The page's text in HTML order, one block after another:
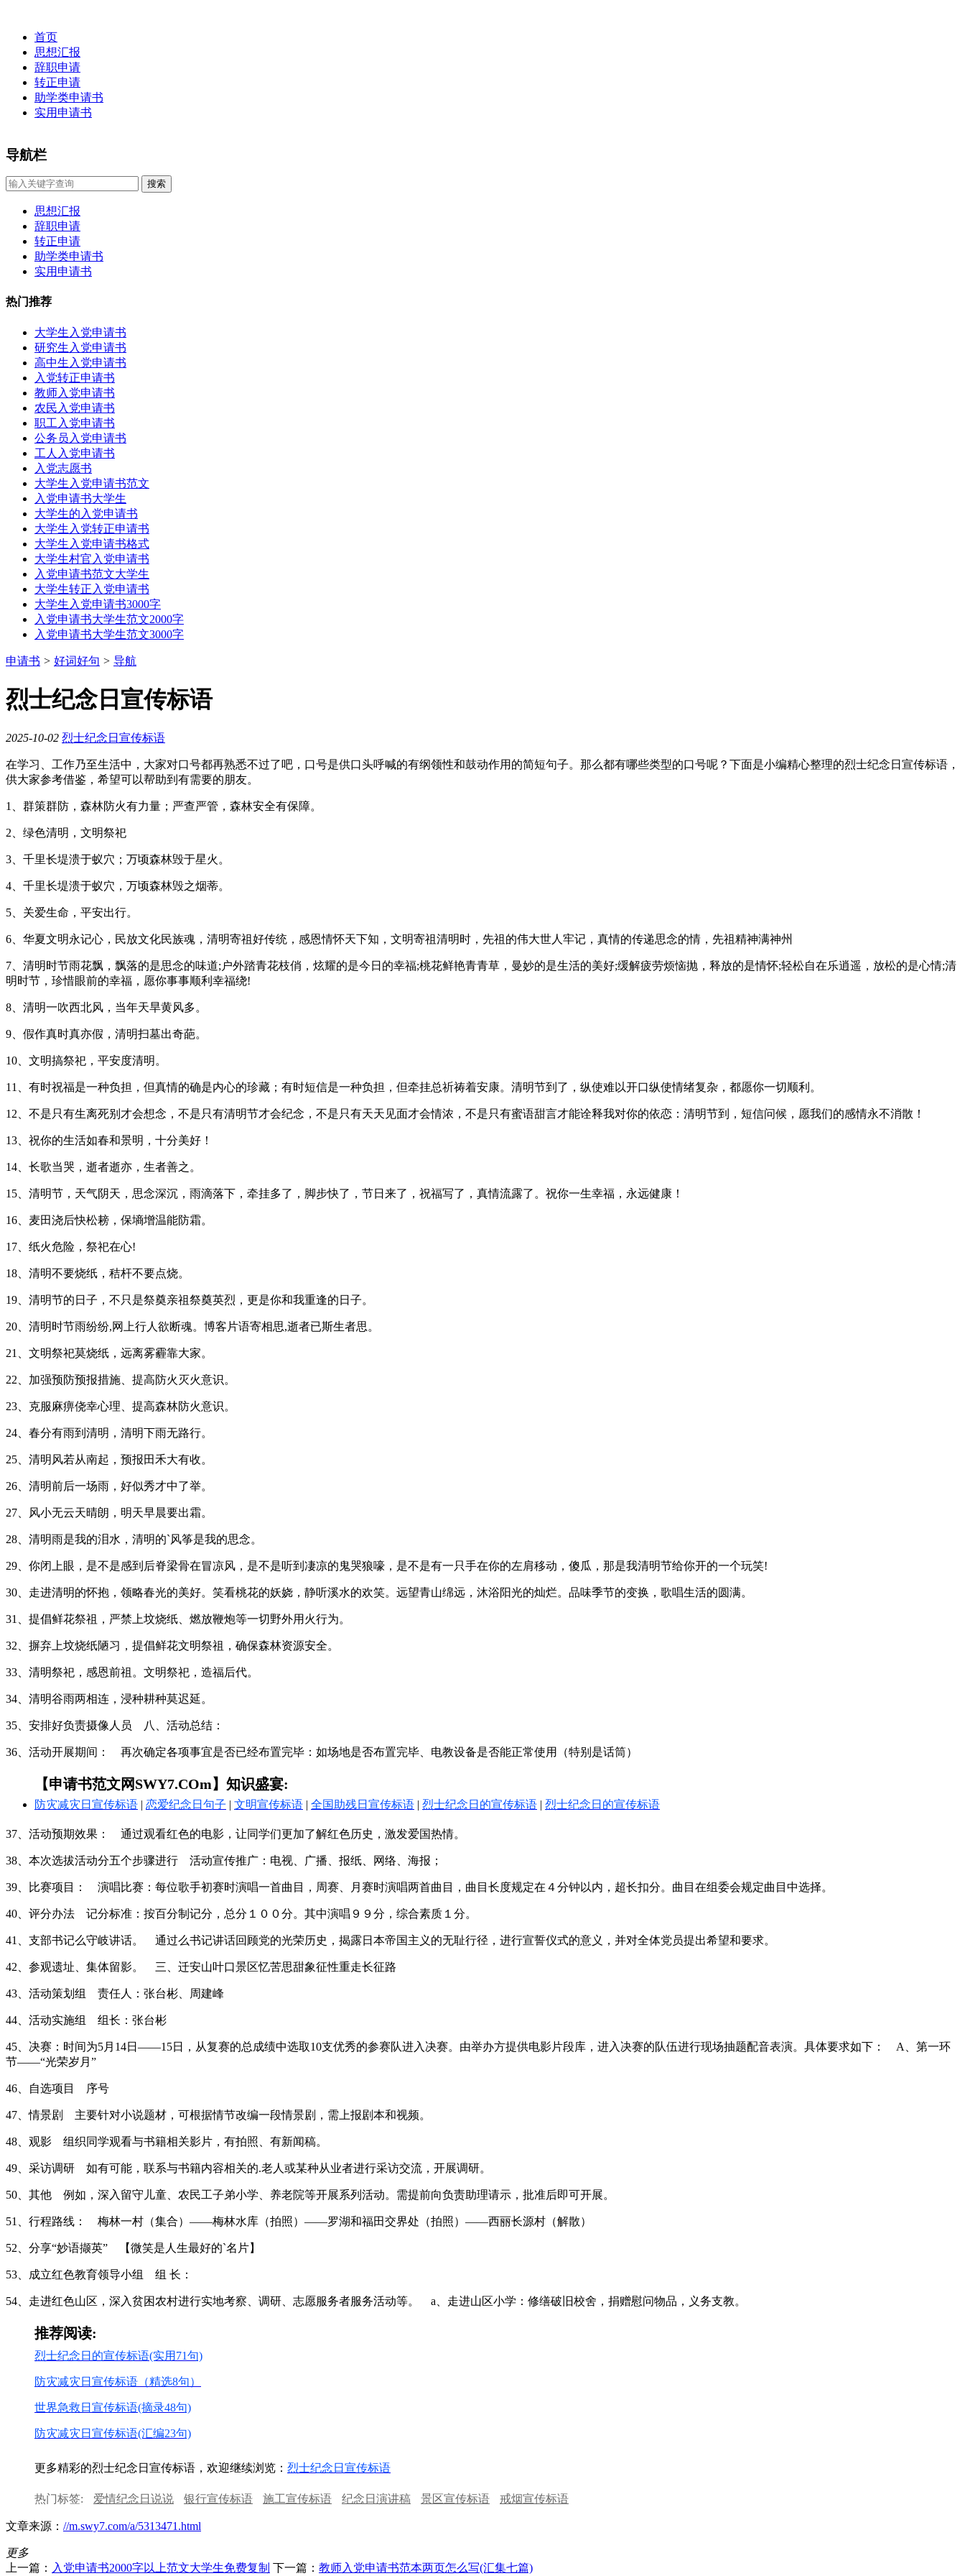
首页
思想汇报
辞职申请
转正申请
助学类申请书
实用申请书
导航栏
× 搜索
思想汇报
辞职申请
转正申请
助学类申请书
实用申请书
热门推荐
大学生入党申请书
研究生入党申请书
高中生入党申请书
入党转正申请书
教师入党申请书
农民入党申请书
职工入党申请书
公务员入党申请书
工人入党申请书
入党志愿书
大学生入党申请书范文
入党申请书大学生
大学生的入党申请书
大学生入党转正申请书
大学生入党申请书格式
大学生村官入党申请书
入党申请书范文大学生
大学生转正入党申请书
大学生入党申请书3000字
入党申请书大学生范文2000字
入党申请书大学生范文3000字
申请书 > 好词好句 > 导航
烈士纪念日宣传标语
2025-10-02 烈士纪念日宣传标语
在学习、工作乃至生活中，大家对口号都再熟悉不过了吧，口号是供口头呼喊的有纲领性和鼓动作用的简短句子。那么都有哪些类型的口号呢？下面是小编精心整理的烈士纪念日宣传标语，
供大家参考借鉴，希望可以帮助到有需要的朋友。
1、群策群防，森林防火有力量；严查严管，森林安全有保障。
2、绿色清明，文明祭祀
3、千里长堤溃于蚁穴；万顷森林毁于星火。
4、千里长堤溃于蚁穴，万顷森林毁之烟蒂。
5、关爱生命，平安出行。
6、华夏文明永记心，民放文化民族魂，清明寄祖好传统，感恩情怀天下知，文明寄祖清明时，先祖的伟大世人牢记，真情的传递思念的情，先祖精神满神州
7、清明时节雨花飘，飘落的是思念的味道;户外踏青花枝俏，炫耀的是今日的幸福;桃花鲜艳青青草，曼妙的是生活的美好;缓解疲劳烦恼抛，释放的是情怀;轻松自在乐逍遥，放松的是心情;清
明时节，珍惜眼前的幸福，愿你事事顺利幸福绕!
8、清明一吹西北风，当年天旱黄风多。
9、假作真时真亦假，清明扫墓出奇葩。
10、文明搞祭祀，平安度清明。
11、有时祝福是一种负担，但真情的确是内心的珍藏；有时短信是一种负担，但牵挂总祈祷着安康。清明节到了，纵使难以开口纵使情绪复杂，都愿你一切顺利。
12、不是只有生离死别才会想念，不是只有清明节才会纪念，不是只有天天见面才会情浓，不是只有蜜语甜言才能诠释我对你的依恋：清明节到，短信问候，愿我们的感情永不消散！
13、祝你的生活如春和景明，十分美好！
14、长歌当哭，逝者逝亦，生者善之。
15、清明节，天气阴天，思念深沉，雨滴落下，牵挂多了，脚步快了，节日来了，祝福写了，真情流露了。祝你一生幸福，永远健康！
16、麦田浇后快松耪，保墒增温能防霜。
17、纸火危险，祭祀在心!
18、清明不要烧纸，秸杆不要点烧。
19、清明节的日子，不只是祭奠亲祖祭奠英烈，更是你和我重逢的日子。
20、清明时节雨纷纷,网上行人欲断魂。博客片语寄相思,逝者已斯生者思。
21、文明祭祀莫烧纸，远离雾霾靠大家。
22、加强预防预报措施、提高防火灭火意识。
23、克服麻痹侥幸心理、提高森林防火意识。
24、春分有雨到清明，清明下雨无路行。
25、清明风若从南起，预报田禾大有收。
26、清明前后一场雨，好似秀才中了举。
27、风小无云天晴朗，明天早晨要出霜。
28、清明雨是我的泪水，清明的`风筝是我的思念。
29、你闭上眼，是不是感到后脊梁骨在冒凉风，是不是听到凄凉的鬼哭狼嚎，是不是有一只手在你的左肩移动，傻瓜，那是我清明节给你开的一个玩笑!
30、走进清明的怀抱，领略春光的美好。笑看桃花的妖娆，静听溪水的欢笑。远望青山绵远，沐浴阳光的灿烂。品味季节的变换，歌唱生活的圆满。
31、提倡鲜花祭祖，严禁上坟烧纸、燃放鞭炮等一切野外用火行为。
32、摒弃上坟烧纸陋习，提倡鲜花文明祭祖，确保森林资源安全。
33、清明祭祀，感恩前祖。文明祭祀，造福后代。
34、清明谷雨两相连，浸种耕种莫迟延。
35、安排好负责摄像人员 八、活动总结：
36、活动开展期间： 再次确定各项事宜是否已经布置完毕：如场地是否布置完毕、电教设备是否能正常使用（特别是话筒）
【申请书范文网SWY7.COm】知识盛宴:
防灾减灾日宣传标语 | 恋爱纪念日句子 | 文明宣传标语 | 全国助残日宣传标语 | 烈士纪念日的宣传标语 | 烈士纪念日的宣传标语
37、活动预期效果： 通过观看红色的电影，让同学们更加了解红色历史，激发爱国热情。
38、本次选拔活动分五个步骤进行 活动宣传推广：电视、广播、报纸、网络、海报；
39、比赛项目： 演唱比赛：每位歌手初赛时演唱一首曲目，周赛、月赛时演唱两首曲目，曲目长度规定在４分钟以内，超长扣分。曲目在组委会规定曲目中选择。
40、评分办法 记分标准：按百分制记分，总分１００分。其中演唱９９分，综合素质１分。
41、支部书记么守岐讲话。 通过么书记讲话回顾党的光荣历史，揭露日本帝国主义的无耻行径，进行宣誓仪式的意义，并对全体党员提出希望和要求。
42、参观遗址、集体留影。 三、迁安山叶口景区忆苦思甜象征性重走长征路
43、活动策划组 责任人：张台彬、周建峰
44、活动实施组 组长：张台彬
45、决赛：时间为5月14日——15日，从复赛的总成绩中选取10支优秀的参赛队进入决赛。由举办方提供电影片段库，进入决赛的队伍进行现场抽题配音表演。具体要求如下： A、第一环
节——“光荣岁月”
46、自选项目 序号
47、情景剧 主要针对小说题材，可根据情节改编一段情景剧，需上报剧本和视频。
48、观影 组织同学观看与书籍相关影片，有拍照、有新闻稿。
49、采访调研 如有可能，联系与书籍内容相关的.老人或某种从业者进行采访交流，开展调研。
50、其他 例如，深入留守儿童、农民工子弟小学、养老院等开展系列活动。需提前向负责助理请示，批准后即可开展。
51、行程路线： 梅林一村（集合）——梅林水库（拍照）——罗湖和福田交界处（拍照）——西丽长源村（解散）
52、分享“妙语撷英” 【微笑是人生最好的`名片】
53、成立红色教育领导小组 组 长：
54、走进红色山区，深入贫困农村进行实地考察、调研、志愿服务者服务活动等。 a、走进山区小学：修缮破旧校舍，捐赠慰问物品，义务支教。
推荐阅读:
烈士纪念日的宣传标语(实用71句)
防灾减灾日宣传标语（精选8句）
世界急救日宣传标语(摘录48句)
防灾减灾日宣传标语(汇编23句)
更多精彩的烈士纪念日宣传标语，欢迎继续浏览： 烈士纪念日宣传标语
热门标签: 爱情纪念日说说 银行宣传标语 施工宣传标语 纪念日演讲稿 景区宣传标语 戒烟宣传标语
文章来源： //m.swy7.com/a/5313471.html
更多
上一篇： 入党申请书2000字以上范文大学生免费复制 下一篇： 教师入党申请书范本两页怎么写(汇集七篇)